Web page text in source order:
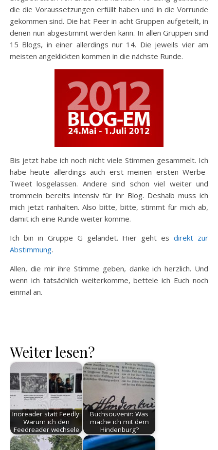
die die Voraussetzungen erfüllt haben und in die Vorrunde
gekommen sind. Die hat Peer in acht Gruppen aufgeteilt, in
denen nun abgestimmt werden kann. In allen Gruppen sind
15 Blogs, in einer allerdings nur 14. Die jeweils vier am
meisten angeklickten kommen in die nächste Runde.
Bis jetzt habe ich noch nicht viele Stimmen gesammelt. Ich
habe heute allerdings auch erst meinen ersten Werbe-
Tweet losgelassen. Andere sind schon viel weiter und
trommeln bereits intensiv für ihr Blog. Deshalb muss ich
mich jetzt ranhalten. Also bitte, bitte, stimmt für mich ab,
damit ich eine Runde weiter komme.
Ich bin in Gruppe G gelandet. Hier geht esdirekt zur
Abstimmung.
Allen, die mir ihre Stimme geben, danke ich herzlich. Und
wenn ich tatsächlich weiterkomme, bettele ich Euch noch
einmal an.
Weiter lesen?
Inoreader statt Feedly:
Warum ich den
Feedreader wechsele
Buchsouvenir: Was
mache ich mit dem
Hindenburg?